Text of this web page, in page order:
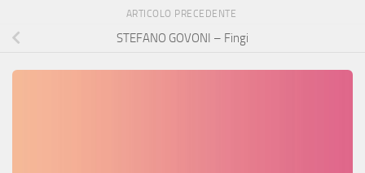
ARTICOLO PRECEDENTE
STEFANO GOVONI – Fingi